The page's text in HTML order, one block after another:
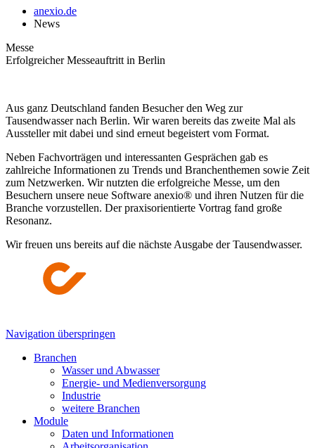
anexio.de
News
Messe
Erfolgreicher Messeauftritt in Berlin
Aus ganz Deutschland fanden Besucher den Weg zur
Tausendwasser nach Berlin. Wir waren bereits das zweite Mal als
Aussteller mit dabei und sind erneut begeistert vom Format.
Neben Fachvorträgen und interessanten Gesprächen gab es
zahlreiche Informationen zu Trends und Branchenthemen sowie Zeit
zum Netzwerken. Wir nutzten die erfolgreiche Messe, um den
Besuchern unsere neue Software anexio® und ihren Nutzen für die
Branche vorzustellen. Der praxisorientierte Vortrag fand große
Resonanz.
Wir freuen uns bereits auf die nächste Ausgabe der Tausendwasser.
Navigation überspringen
Branchen
Wasser und Abwasser
Energie- und Medienversorgung
Industrie
weitere Branchen
Module
Daten und Informationen